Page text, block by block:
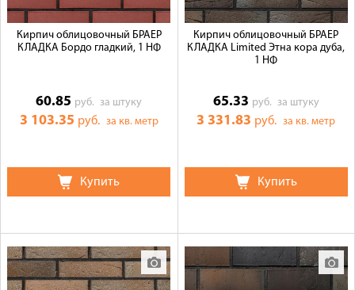
Кирпич облицовочный БРАЕР
КЛАДКА Бордо гладкий, 1 НФ
60.85 руб.за штуку
3 103.35 руб. за кв. метр
Купить
Кирпич облицовочный БРАЕР
КЛАДКА Limited Этна кора дуба,
1 НФ
65.33 руб. за штуку
3 331.83 руб.за кв. метр
Купить